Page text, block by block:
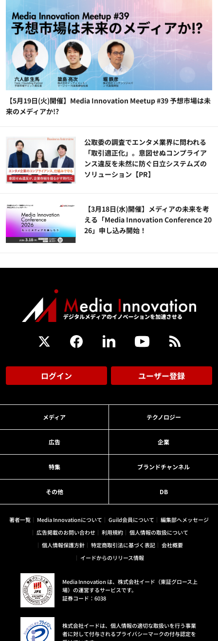
【5月19日(火)開催】Media Innovation Meetup #39 予想市場は未
来のメディアか!?
公​​取委の調査でエンタメ業界に問われる
「取引適正化」。意図せぬコンプライア
ンス違反を未然に防ぐ日立システムズの
ソリューション​【PR】
【3月18日(水)開催】メディアの未来を考
える「Media Innovation Conference 20
26」申し込み開始！
ログイン ユーザー登録
メディア テクノロジー
広告 企業
特集 ブランドチャンネル
その他 DB
著者一覧 Media Innovationについて Guild会員について
編集部へメッセージ
広告掲載のお問い合わせ
利用規約
個人情報の取扱について
個人情報保護方針
特定商取引法に基づく表記
会社概要
イードからのリリース情報
Media Innovation は、株式会社イード（東証グロース上
場）の運営するサービスです。
証券コード：6038
株式会社イードは、個人情報の適切な取扱いを行う事業
者に対して付与されるプライバシーマークの付与認定を